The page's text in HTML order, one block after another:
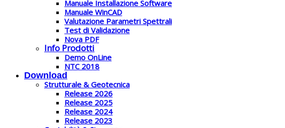
Manuale Installazione Software
Manuale WinCAD
Valutazione Parametri Spettrali
Test di Validazione
Nova PDF
Info Prodotti
Demo OnLine
NTC 2018
Download
Strutturale & Geotecnica
Release 2026
Release 2025
Release 2024
Release 2023